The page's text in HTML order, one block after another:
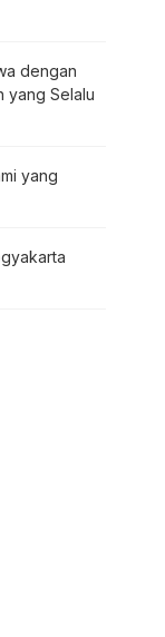
dengan
yang Selalu
yang